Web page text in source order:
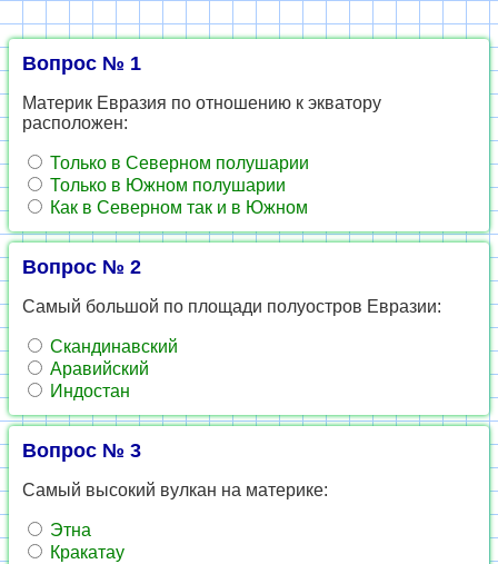
Вопрос № 1
Материк Евразия по отношению к экватору
расположен:
Только в Северном полушарии
Только в Южном полушарии
Как в Северном так и в Южном
Вопрос № 2
Самый большой по площади полуостров Евразии:
Скандинавский
Аравийский
Индостан
Вопрос № 3
Самый высокий вулкан на материке:
Этна
Кракатау